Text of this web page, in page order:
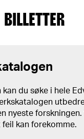
BILLETTER
kan du søke i hele
nyeste
kan forekomme.